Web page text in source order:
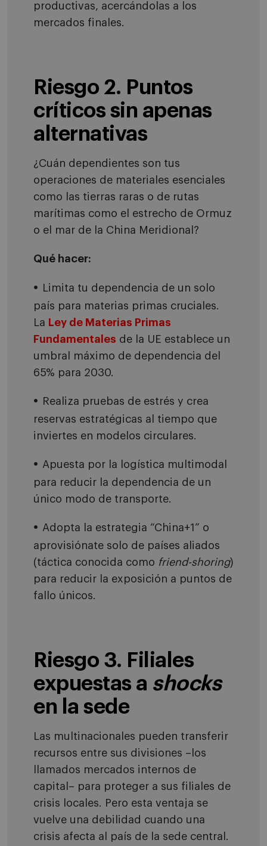
productivas, acercándolas a los
mercados finales.
Riesgo 2. Puntos
críticos sin apenas
alternativas
¿Cuán dependientes son tus
operaciones de materiales esenciales
como las tierras raras o de rutas
marítimas como el estrecho de Ormuz
o el mar de la China Meridional?
Qué hacer:
Limita tu dependencia de un solo
país para materias primas cruciales.
La Ley de Materias Primas
Fundamentales de la UE establece un
umbral máximo de dependencia del
65% para 2030.
Realiza pruebas de estrés y crea
reservas estratégicas al tiempo que
inviertes en modelos circulares.
Apuesta por la logística multimodal
para reducir la dependencia de un
único modo de transporte.
Adopta la estrategia “China+1” o
aprovisiónate solo de países aliados
(táctica conocida como friend-shoring)
para reducir la exposición a puntos de
fallo únicos.
Riesgo 3. Filiales
expuestas a shocks
en la sede
Las multinacionales pueden transferir
recursos entre sus divisiones –los
llamados mercados internos de
capital– para proteger a sus filiales de
crisis locales. Pero esta ventaja se
vuelve una debilidad cuando una
crisis afecta al país de la sede central.